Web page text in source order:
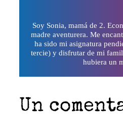
Soy Sonia, mamá de 2.
madre aventurera. Me
ha sido mi asignatura
tercie) y disfrutar de mi
hubiera un
Un